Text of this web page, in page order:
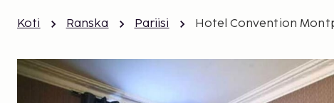
Koti Ranska Pariisi Hotel Convention